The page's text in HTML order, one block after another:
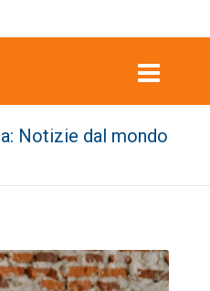
Notizie dal mondo